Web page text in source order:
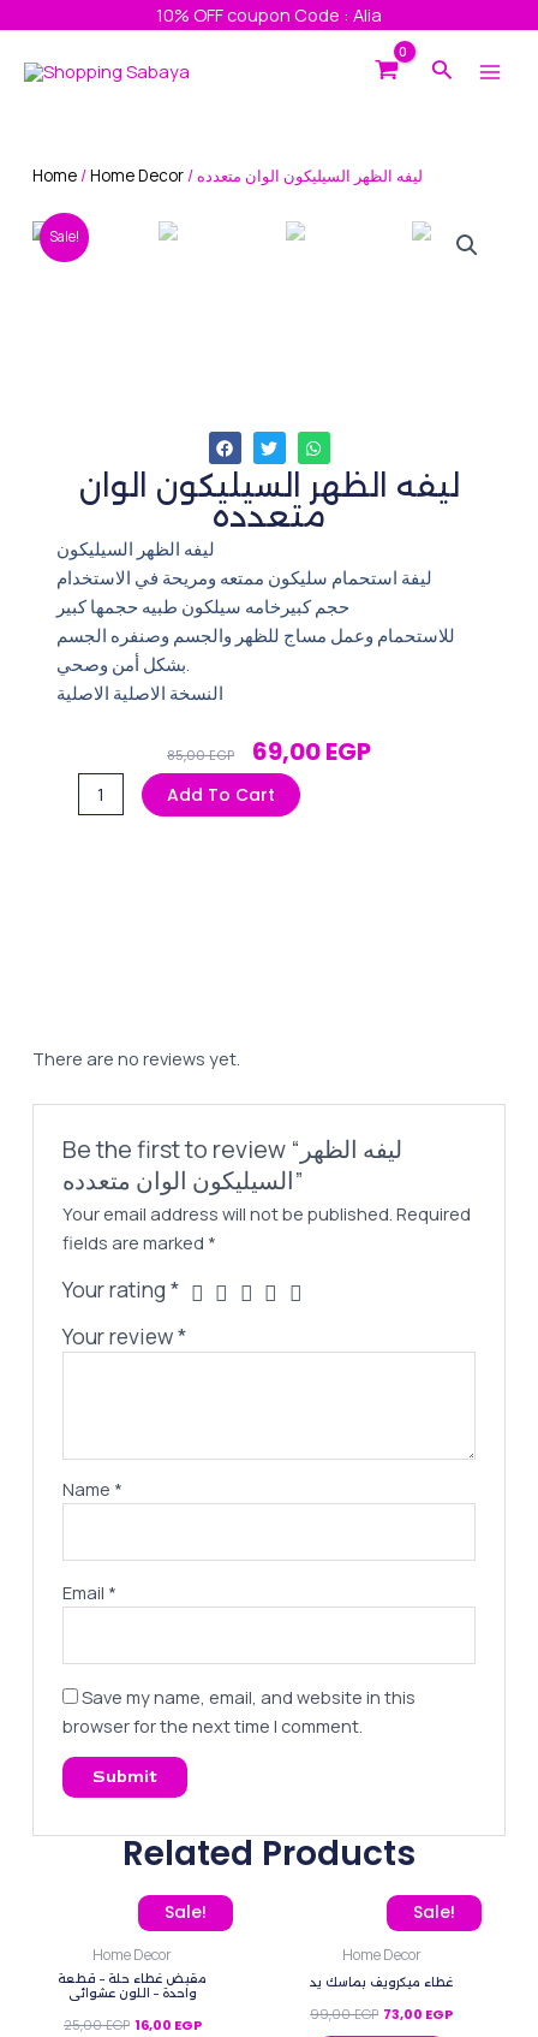
content
10% OFF coupon Code : Alia
Search
ليفه الظهر السيليكون الوان
متعدده
ليفه الظهر السيليكون
ليفة استحمام سليكون ممتعه ومريحة في الاستخدام
حجم كبيرخامه سيلكون طبيه حجمها كبير
للاستحمام وعمل مساج للظهر والجسم وصنفره الجسم
بشكل أمن وصحي.
النسخة الاصلية الاصلية
85,00EGP Original
Price
Was:
69,00EGPCurrent
Add To Cart
Home/Home Decor / ليفه الظهر السيليكون الوان متعدده
Sale!
There are no reviews yet.
Be the first to review “ليفه الظهر
السيليكون الوان متعدده”
Your email address will not be published. Required
fields are marked *
Your rating*
Your review*
Name *
Email *
Save my name, email, and website in this
browser for the next time I comment.
Related Products
Sale!
Home Decor
مقبض غطاء حلة – قطعة
واحدة – اللون عشوائي
25,00EGP
Original price was: 25,00 EGP.
16,00 EGP
Current price is: 16,00 EGP. Sale!
Home Decor
غطاء ميكرويف بماسك يد
99,00EGP
Original price was:
73,00 EGP
Current price